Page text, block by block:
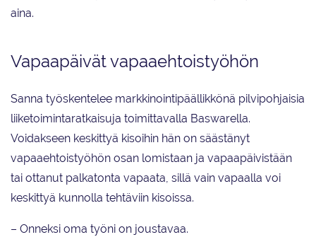
aina.
Vapaapäivät vapaaehtoistyöhön
Sanna työskentelee markkinointipäällikkönä pilvipohjaisia
liiketoimintaratkaisuja toimittavalla Baswarella.
Voidakseen keskittyä kisoihin hän on säästänyt
vapaaehtoistyöhön osan lomistaan ja vapaapäivistään
tai ottanut palkatonta vapaata, sillä vain vapaalla voi
keskittyä kunnolla tehtäviin kisoissa.
– Onneksi oma työni on joustavaa.